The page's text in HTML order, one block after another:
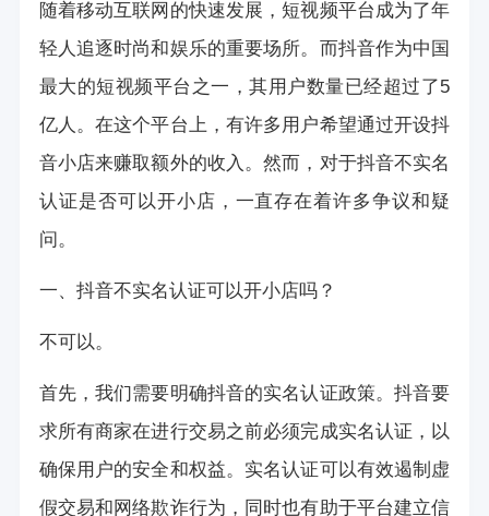
随着移动互联网的快速发展，短视频平台成为了年
轻人追逐时尚和娱乐的重要场所。而抖音作为中国
最大的短视频平台之一，其用户数量已经超过了5
亿人。在这个平台上，有许多用户希望通过开设抖
音小店来赚取额外的收入。然而，对于抖音不实名
认证是否可以开小店，一直存在着许多争议和疑
问。
一、抖音不实名认证可以开小店吗？
不可以。
首先，我们需要明确抖音的实名认证政策。抖音要
求所有商家在进行交易之前必须完成实名认证，以
确保用户的安全和权益。实名认证可以有效遏制虚
假交易和网络欺诈行为，同时也有助于平台建立信